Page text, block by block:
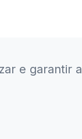
e garantir a